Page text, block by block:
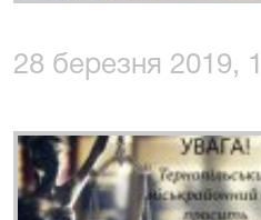
28 березня 2019,